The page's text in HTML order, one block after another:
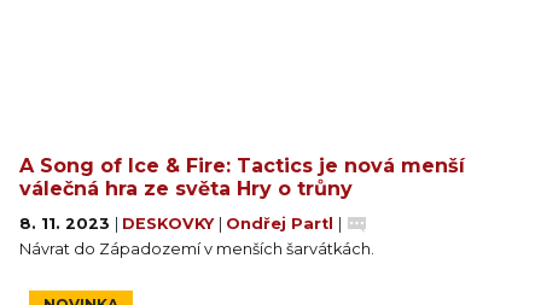
A Song of Ice & Fire: Tactics je nová menší
válečná hra ze světa Hry o trůny
8. 11. 2023 DESKOVKY Ondřej Partl
Návrat do Západozemí v menších šarvátkách.